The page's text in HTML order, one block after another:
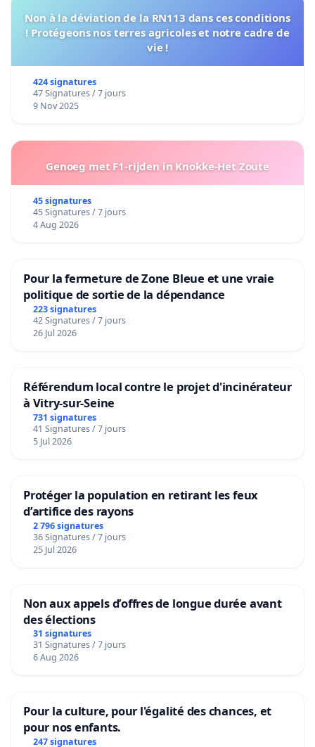
Non à la déviation de la RN113 dans ces conditions
! Protégeons nos terres agricoles et notre cadre de
vie !
424 signatures
47 Signatures / 7 jours
9 Nov 2025
Genoeg met F1-rijden in Knokke-Het Zoute
45 signatures
45 Signatures / 7 jours
4 Aug 2026
Pour la fermeture de Zone Bleue et une vraie
politique de sortie de la dépendance
223 signatures
42 Signatures / 7 jours
26 Jul 2026
Référendum local contre le projet d'incinérateur
à Vitry-sur-Seine
731 signatures
41 Signatures / 7 jours
5 Jul 2026
Protéger la population en retirant les feux
d’artifice des rayons
2 796 signatures
36 Signatures / 7 jours
25 Jul 2026
Non aux appels d’offres de longue durée avant
des élections
31 signatures
31 Signatures / 7 jours
6 Aug 2026
Pour la culture, pour l'égalité des chances, et
pour nos enfants.
247 signatures